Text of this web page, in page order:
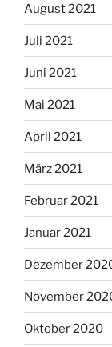
August 2021
Juli 2021
Juni 2021
Mai 2021
April 2021
März 2021
Februar 2021
Januar 2021
Dezember
November
Oktober 2020